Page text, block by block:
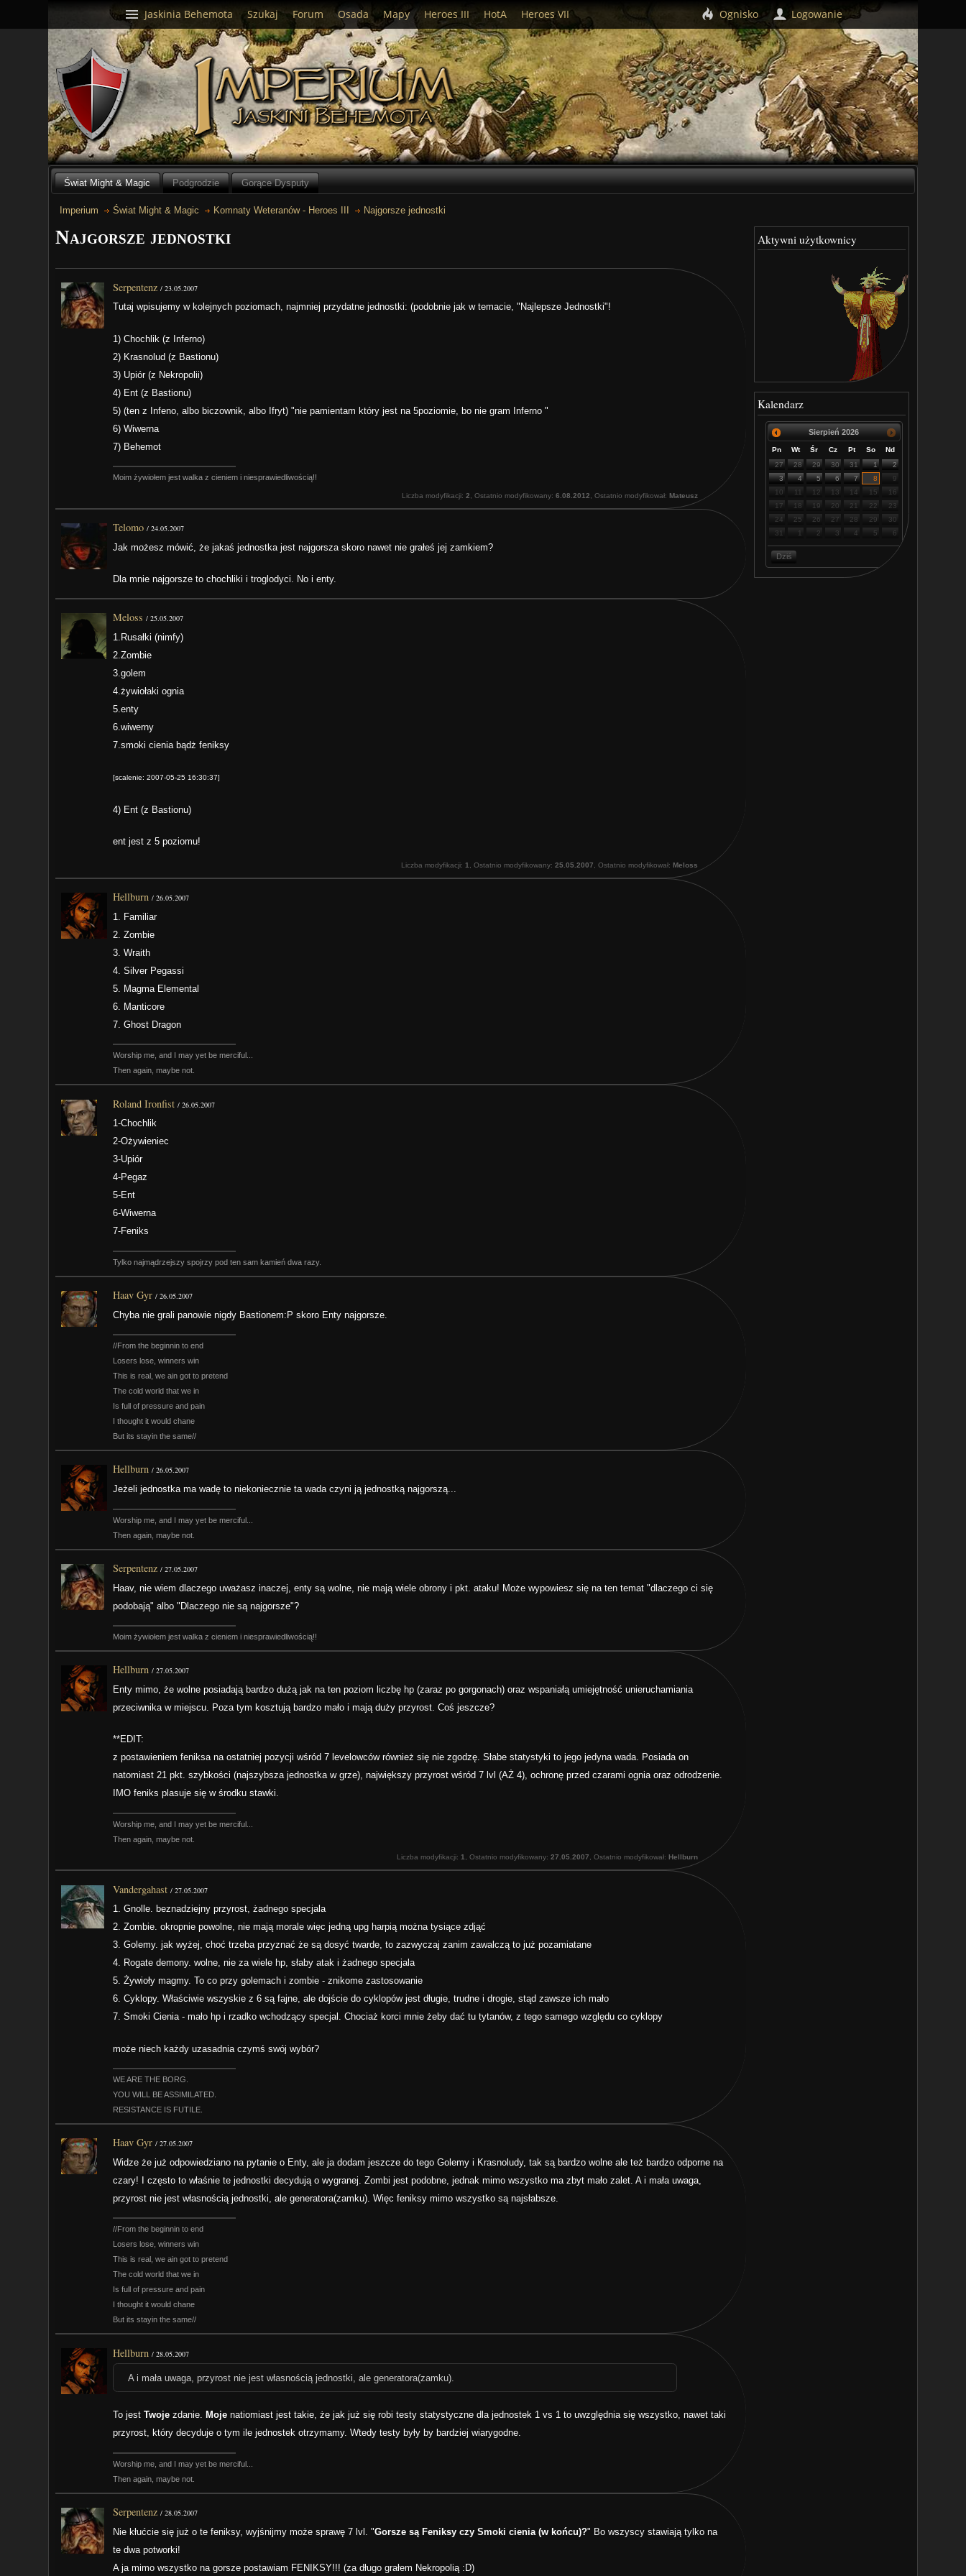
Świat Might & Magic Podgrodzie Gorące Dysputy
Imperium Świat Might & Magic Komnaty Weteranów - Heroes III Najgorsze jednostki
Najgorsze jednostki
Serpentenz /23.05.2007
Tutaj wpisujemy w kolejnych poziomach, najmniej przydatne jednostki: (podobnie jak w temacie, "Najlepsze Jednostki"!
1) Chochlik (z Inferno)
2) Krasnolud (z Bastionu)
3) Upiór (z Nekropolii)
4) Ent (z Bastionu)
5) (ten z Infeno, albo biczownik, albo Ifryt) "nie pamientam który jest na 5poziomie, bo nie gram Inferno "
6) Wiwerna
7) Behemot
Moim żywiołem jest walka z cieniem i niesprawiedliwością!!
Liczba modyfikacji:2 , Ostatnio modyfikowany:6.08.2012 , Ostatnio modyfikował:Mateusz
Telomo /24.05.2007
Jak możesz mówić, że jakaś jednostka jest najgorsza skoro nawet nie grałeś jej zamkiem?
Dla mnie najgorsze to chochliki i troglodyci. No i enty.
Meloss /25.05.2007
1.Rusałki (nimfy)
2.Zombie
3.golem
4.żywiołaki ognia
5.enty
6.wiwerny
7.smoki cienia bądż feniksy
[scalenie: 2007-05-25 16:30:37]
4) Ent (z Bastionu)
ent jest z 5 poziomu!
Liczba modyfikacji:1 , Ostatnio modyfikowany:25.05.2007 , Ostatnio modyfikował:Meloss
Hellburn /26.05.2007
1. Familiar
2. Zombie
3. Wraith
4. Silver Pegassi
5. Magma Elemental
6. Manticore
7. Ghost Dragon
Worship me, and I may yet be merciful...
Then again, maybe not.
Roland Ironfist /26.05.2007
1-Chochlik
2-Ożywieniec
3-Upiór
4-Pegaz
5-Ent
6-Wiwerna
7-Feniks
Tylko najmądrzejszy spojrzy pod ten sam kamień dwa razy.
Haav Gyr /26.05.2007
Chyba nie grali panowie nigdy Bastionem:P skoro Enty najgorsze.
//From the beginnin to end
Losers lose, winners win
This is real, we ain got to pretend
The cold world that we in
Is full of pressure and pain
I thought it would chane
But its stayin the same//
Hellburn /26.05.2007
Jeżeli jednostka ma wadę to niekoniecznie ta wada czyni ją jednostką najgorszą...
Worship me, and I may yet be merciful...
Then again, maybe not.
Serpentenz /27.05.2007
Haav, nie wiem dlaczego uważasz inaczej, enty są wolne, nie mają wiele obrony i pkt. ataku! Może wypowiesz się na ten temat "dlaczego ci się
podobają" albo "Dlaczego nie są najgorsze"?
Moim żywiołem jest walka z cieniem i niesprawiedliwością!!
Hellburn /27.05.2007
Enty mimo, że wolne posiadają bardzo dużą jak na ten poziom liczbę hp (zaraz po gorgonach) oraz wspaniałą umiejętność unieruchamiania
przeciwnika w miejscu. Poza tym kosztują bardzo mało i mają duży przyrost. Coś jeszcze?
**EDIT:
z postawieniem feniksa na ostatniej pozycji wśród 7 levelowców również się nie zgodzę. Słabe statystyki to jego jedyna wada. Posiada on
natomiast 21 pkt. szybkości (najszybsza jednostka w grze), największy przyrost wśród 7 lvl (AŻ 4), ochronę przed czarami ognia oraz odrodzenie.
IMO feniks plasuje się w środku stawki.
Worship me, and I may yet be merciful...
Then again, maybe not.
Liczba modyfikacji:1, Ostatnio modyfikowany:27.05.2007, Ostatnio modyfikował:Hellburn
Vandergahast /27.05.2007
1. Gnolle. beznadziejny przyrost, żadnego specjala
2. Zombie. okropnie powolne, nie mają morale więc jedną upg harpią można tysiące zdjąć
3. Golemy. jak wyżej, choć trzeba przyznać że są dosyć twarde, to zazwyczaj zanim zawalczą to już pozamiatane
4. Rogate demony. wolne, nie za wiele hp, słaby atak i żadnego specjala
5. Żywioły magmy. To co przy golemach i zombie - znikome zastosowanie
6. Cyklopy. Właściwie wszyskie z 6 są fajne, ale dojście do cyklopów jest długie, trudne i drogie, stąd zawsze ich mało
7. Smoki Cienia - mało hp i rzadko wchodzący specjal. Chociaż korci mnie żeby dać tu tytanów, z tego samego względu co cyklopy
może niech każdy uzasadnia czymś swój wybór?
WE ARE THE BORG.
YOU WILL BE ASSIMILATED.
RESISTANCE IS FUTILE.
Haav Gyr /27.05.2007
Widze że już odpowiedziano na pytanie o Enty, ale ja dodam jeszcze do tego Golemy i Krasnoludy, tak są bardzo wolne ale też bardzo odporne na
czary! I często to właśnie te jednostki decydują o wygranej. Zombi jest podobne, jednak mimo wszystko ma zbyt mało zalet. A i mała uwaga,
przyrost nie jest własnością jednostki, ale generatora(zamku). Więc feniksy mimo wszystko są najsłabsze.
//From the beginnin to end
Losers lose, winners win
This is real, we ain got to pretend
The cold world that we in
Is full of pressure and pain
I thought it would chane
But its stayin the same//
Hellburn /28.05.2007
A i mała uwaga, przyrost nie jest własnością jednostki, ale generatora(zamku).
To jestTwoje zdanie. Moje natiomiast jest takie, że jak już się robi testy statystyczne dla jednostek 1 vs 1 to uwzględnia się wszystko, nawet taki
przyrost, który decyduje o tym ile jednostek otrzymamy. Wtedy testy były by bardziej wiarygodne.
Worship me, and I may yet be merciful...
Then again, maybe not.
Serpentenz /28.05.2007
Nie kłućcie się już o te feniksy, wyjśnijmy może sprawę 7 lvl. "Gorsze są Feniksy czy Smoki cienia (w końcu)?" Bo wszyscy stawiają tylko na
te dwa potworki!
A ja mimo wszystko na gorsze postawiam FENIKSY!!! (za długo grałem Nekropolią :D)
Aktywni użytkownicy
Kalendarz
Sierpień 2026
Pn Wt Śr Cz Pt So
Nd
27
28 29 30 31 1
2
3
4 5 6 7 8
9
10
11 12 13 14 15
16
17
18 19 20 21 22
23
24
25 26 27 28 29
30
31
1 2 3 4 5 6
Dziś
Jaskinia Behemota Szukaj Forum Osada Mapy Heroes III HotA Heroes VII Ognisko Logowanie